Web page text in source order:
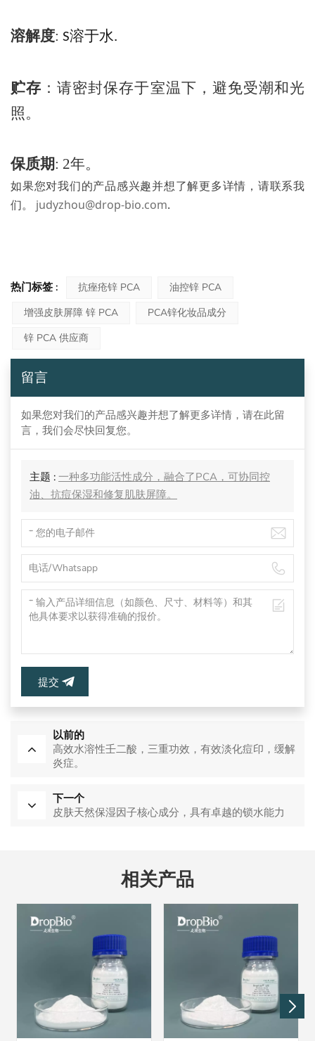
溶解度: S溶于水.
贮存 ：请密封保存于室温下，避免受潮和光
照。
保质期: 2年。
如果您对我们的产品感兴趣并想了解更多详情，请联系我
们。 judyzhou@drop-bio.com.
热门标签 : 抗痤疮锌 PCA
油控锌 PCA
增强皮肤屏障 锌 PCA
PCA锌化妆品成分
锌 PCA 供应商
留言
如果您对我们的产品感兴趣并想了解更多详情，请在此留
言，我们会尽快回复您。
主题 : 一种多功能活性成分，融合了PCA，可协同控
油、抗痘保湿和修复肌肤屏障。
提交
以前的
高效水溶性壬二酸，三重功效，有效淡化痘印，缓解
炎症。
下一个
皮肤天然保湿因子核心成分，具有卓越的锁水能力
相关产品